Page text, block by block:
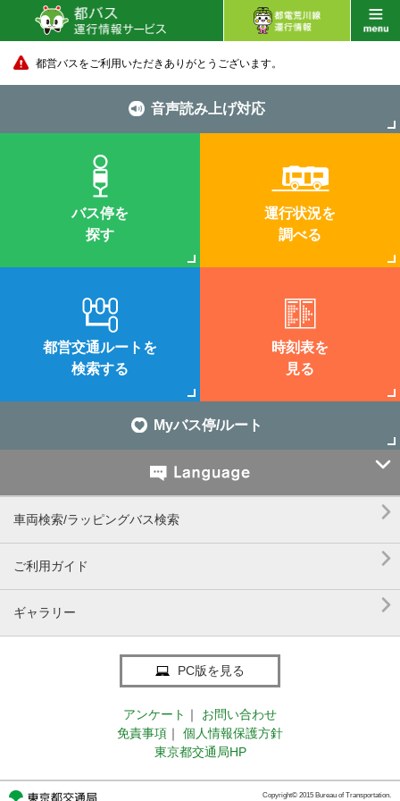
都営バスをご利用いただきありがとうございます。
音声読み上げ対応
バス停を
探す
運行状況を
調べる
都営交通ルートを
検索する
時刻表を
見る
Myバス停/ルート

車両検索/ラッピングバス検索 
ご利用ガイド 
ギャラリー 
PC版を見る
アンケート ｜
お問い合わせ
免責事項 ｜
個人情報保護方針
東京都交通局HP
Copyright© 2015 Bureau of Transportation.